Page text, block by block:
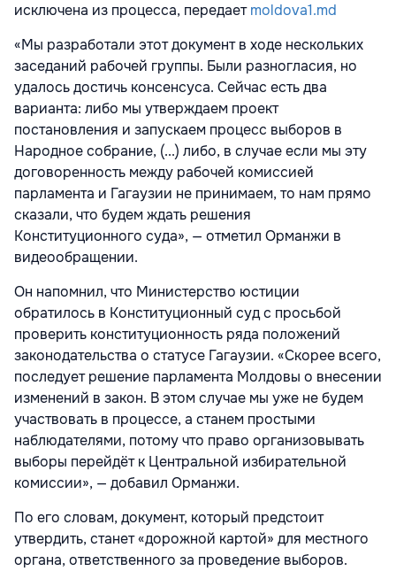
исключена из процесса, передаетmoldova1.md
«Мы разработали этот документ в ходе нескольких
заседаний рабочей группы. Были разногласия, но
удалось достичь консенсуса. Сейчас есть два
варианта: либо мы утверждаем проект
постановления и запускаем процесс выборов в
Народное собрание, (...) либо, в случае если мы эту
договоренность между рабочей комиссией
парламента и Гагаузии не принимаем, то нам прямо
сказали, что будем ждать решения
Конституционного суда», — отметил Орманжи в
видеообращении.
Он напомнил, что Министерство юстиции
обратилось в Конституционный суд с просьбой
проверить конституционность ряда положений
законодательства о статусе Гагаузии. «Скорее всего,
последует решение парламента Молдовы о внесении
изменений в закон. В этом случае мы уже не будем
участвовать в процессе, а станем простыми
наблюдателями, потому что право организовывать
выборы перейдёт к Центральной избирательной
комиссии», — добавил Орманжи.
По его словам, документ, который предстоит
утвердить, станет «дорожной картой» для местного
органа, ответственного за проведение выборов.